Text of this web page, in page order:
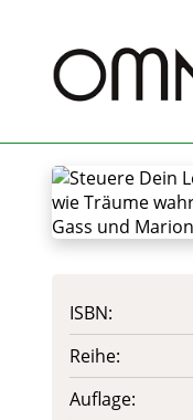
ISBN:
Reihe:
Auflage: